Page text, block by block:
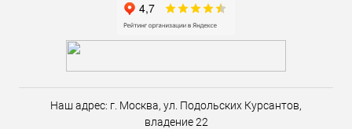
Наш адрес: г. Москва, ул. Подольских Курсантов,
владение 22